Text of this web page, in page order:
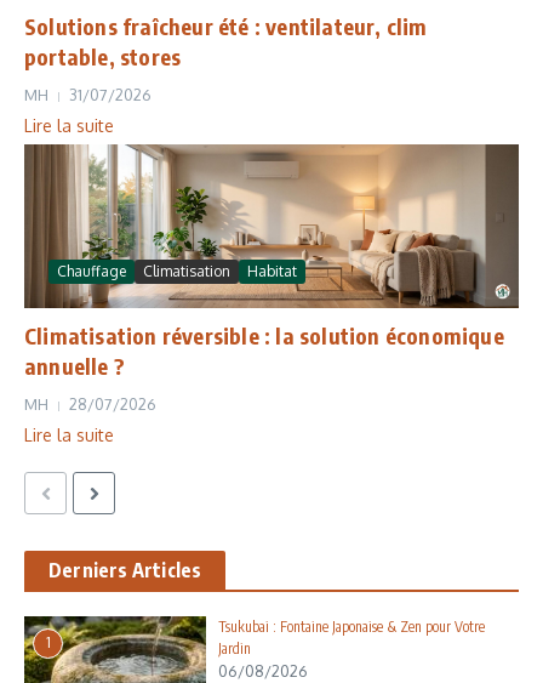
Solutions fraîcheur été : ventilateur, clim
portable, stores
MH 31/07/2026
Lire la suite
Chauffage Climatisation Habitat
Climatisation réversible : la solution économique
annuelle ?
MH 28/07/2026
Lire la suite
Derniers Articles
1
Tsukubai : Fontaine Japonaise & Zen pour Votre
Jardin
06/08/2026